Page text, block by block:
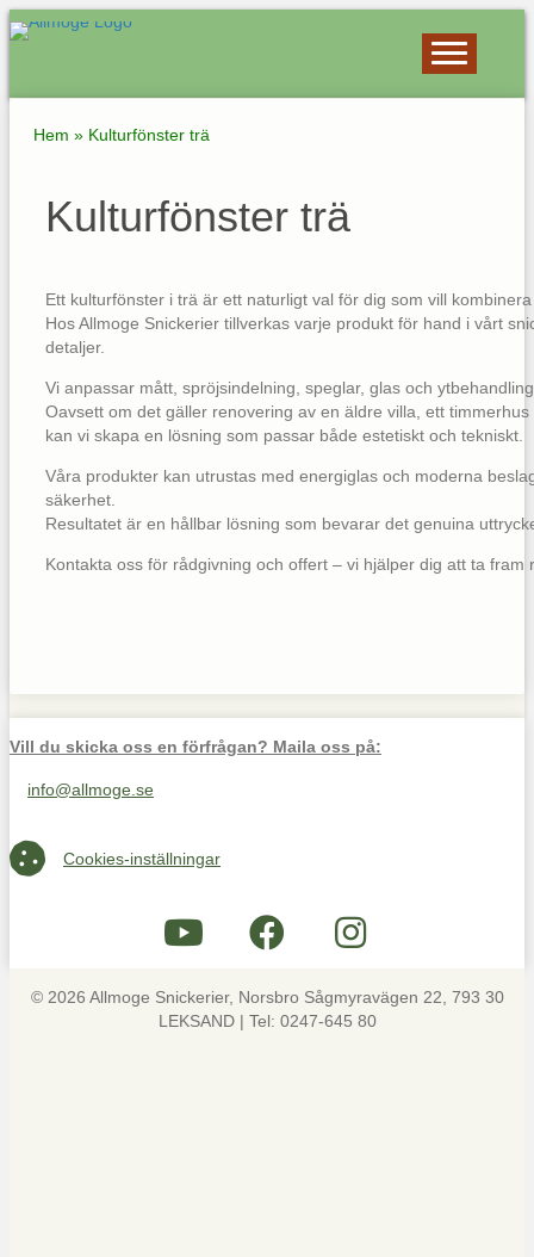
Hem » Kulturfönster trä
Kulturfönster trä
Ett kulturfönster i trä är ett naturligt val för dig som vill
Hos Allmoge Snickerier tillverkas varje produkt för hand i vårt
detaljer.
Vi anpassar mått, spröjsindelning, speglar, glas och
Oavsett om det gäller renovering av en äldre villa, ett
kan vi skapa en lösning som passar både estetiskt och tekniskt.
Våra produkter kan utrustas med energiglas och moderna
säkerhet.
Resultatet är en hållbar lösning som bevarar det genuina
Kontakta oss för rådgivning och offert – vi hjälper dig att ta fram
Vill du skicka oss en förfrågan? Maila oss på:
Maila oss på info@allmoge.se
info@allmoge.se
Cookies-inställningar
Cookies-inställningar
© 2026 Allmoge Snickerier, Norsbro Sågmyravägen 22, 793 30
LEKSAND | Tel: 0247-645 80